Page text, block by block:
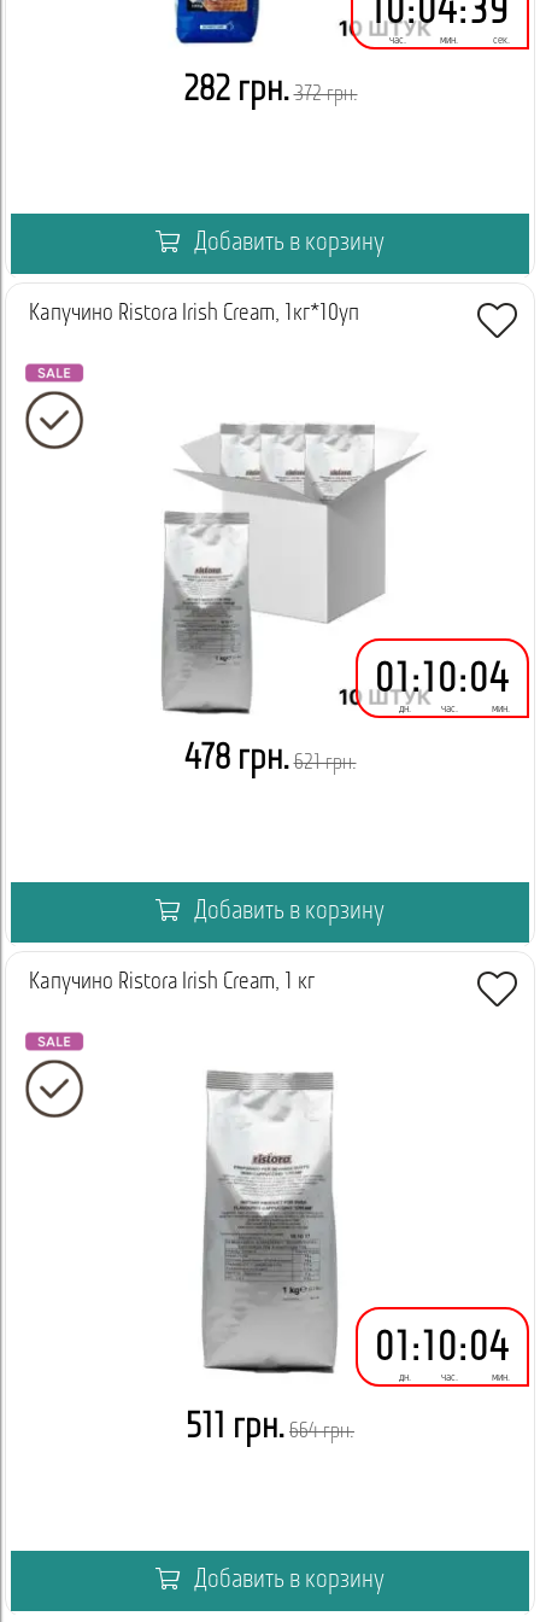
10
час.
:04
мин.
:39
сек.
282 грн. 372 грн.
Добавить в корзину
Капучино Ristora Irish Cream, 1кг*10уп
01
дн.
:10
час.
:04
мин.
478 грн. 621 грн.
Добавить в корзину
Капучино Ristora Irish Cream, 1 кг
01
дн.
: 10
час.
:04
мин.
511 грн. 664 грн.
Добавить в корзину